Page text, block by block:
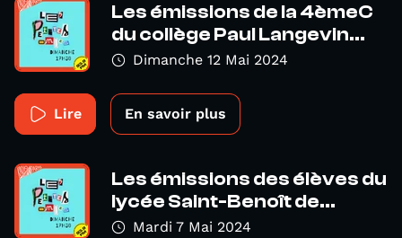
Les émissions de la 4èmeC
du collège Paul Langevin...
Dimanche 12 Mai 2024
Lire En savoir plus
Les émissions des élèves du
lycée Saint-Benoît de...
Mardi 7 Mai 2024